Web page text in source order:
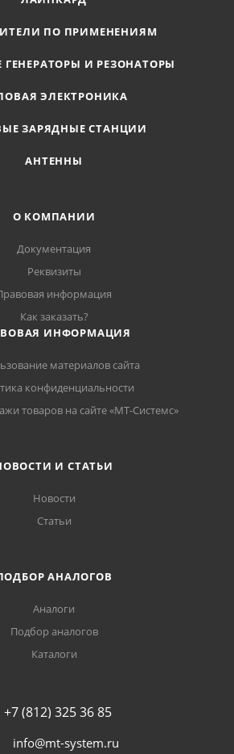
ПО ПРИМЕНЕНИЯМ
ГЕНЕРАТОРЫ И РЕЗОНАТОРЫ
ЭЛЕКТРОНИКА
ЗАРЯДНЫЕ СТАНЦИИ
АНТЕННЫ
О КОМПАНИИ
Документация
Реквизиты
информация
Как заказать?
ИНФОРМАЦИЯ
материалов сайта
конфиденциальности
товаров на сайте «МТ-Системс»
И СТАТЬИ
Новости
Статьи
АНАЛОГОВ
Аналоги
Подбор аналогов
Каталоги
+7 (812) 325 36 85
info@mt-system.ru